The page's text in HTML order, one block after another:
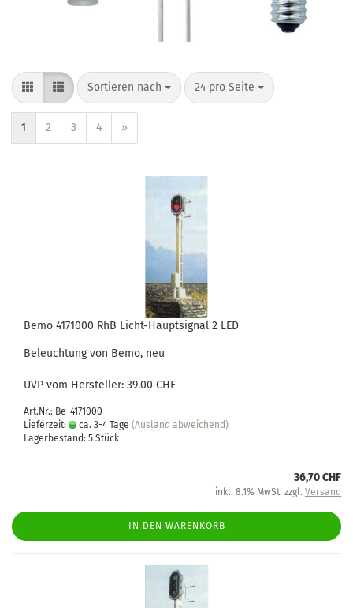
Sortieren nach 24 pro Seite
1 2 3 4 »
Bemo 4171000 RhB Licht-Hauptsignal 2 LED
Beleuchtung von Bemo, neu
UVP vom Hersteller: 39.00 CHF
Art.Nr.: Be-4171000
Lieferzeit:
ca. 3-4 Tage (Ausland abweichend)
Lagerbestand: 5 Stück
36,70 CHF
inkl. 8.1% MwSt. zzgl. Versand
IN DEN WARENKORB